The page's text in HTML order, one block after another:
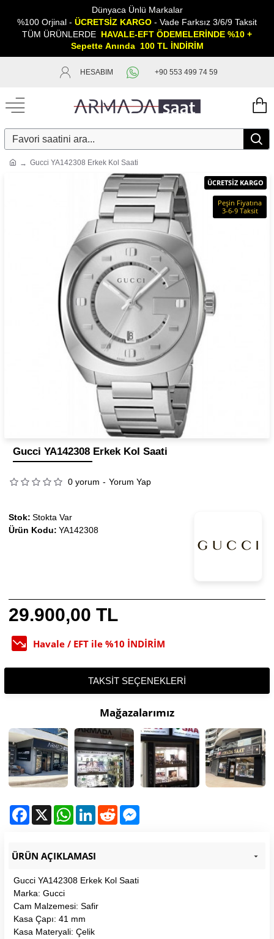
Dünyaca Ünlü Markalar
%100 Orjinal - ÜCRETSİZ KARGO - Vade Farksız 3/6/9 Taksit
TÜM ÜRÜNLERDE HAVALE-EFT ÖDEMELERİNDE %10 +
Sepette Anında 100 TL İNDİRİM
HESABIM +90 553 499 74 59
Gucci YA142308 Erkek Kol Saati
ÜCRETSİZ KARGO
Peşin Fiyatına
3-6-9 Taksit
Gucci YA142308 Erkek Kol Saati
0 yorum - Yorum Yap
29.900,00 TL
Havale / EFT ile %10 İNDİRİM
Stok: Stokta Var
Ürün Kodu: YA142308
TAKSIT SEÇENEKLERI
Mağazalarımız
Facebook WhatsAppLinkedInReddit
ÜRÜN AÇIKLAMASI
Gucci YA142308 Erkek Kol Saati
Marka: Gucci
Cam Malzemesi: Safir
Kasa Çapı: 41 mm
Kasa Materyali: Çelik